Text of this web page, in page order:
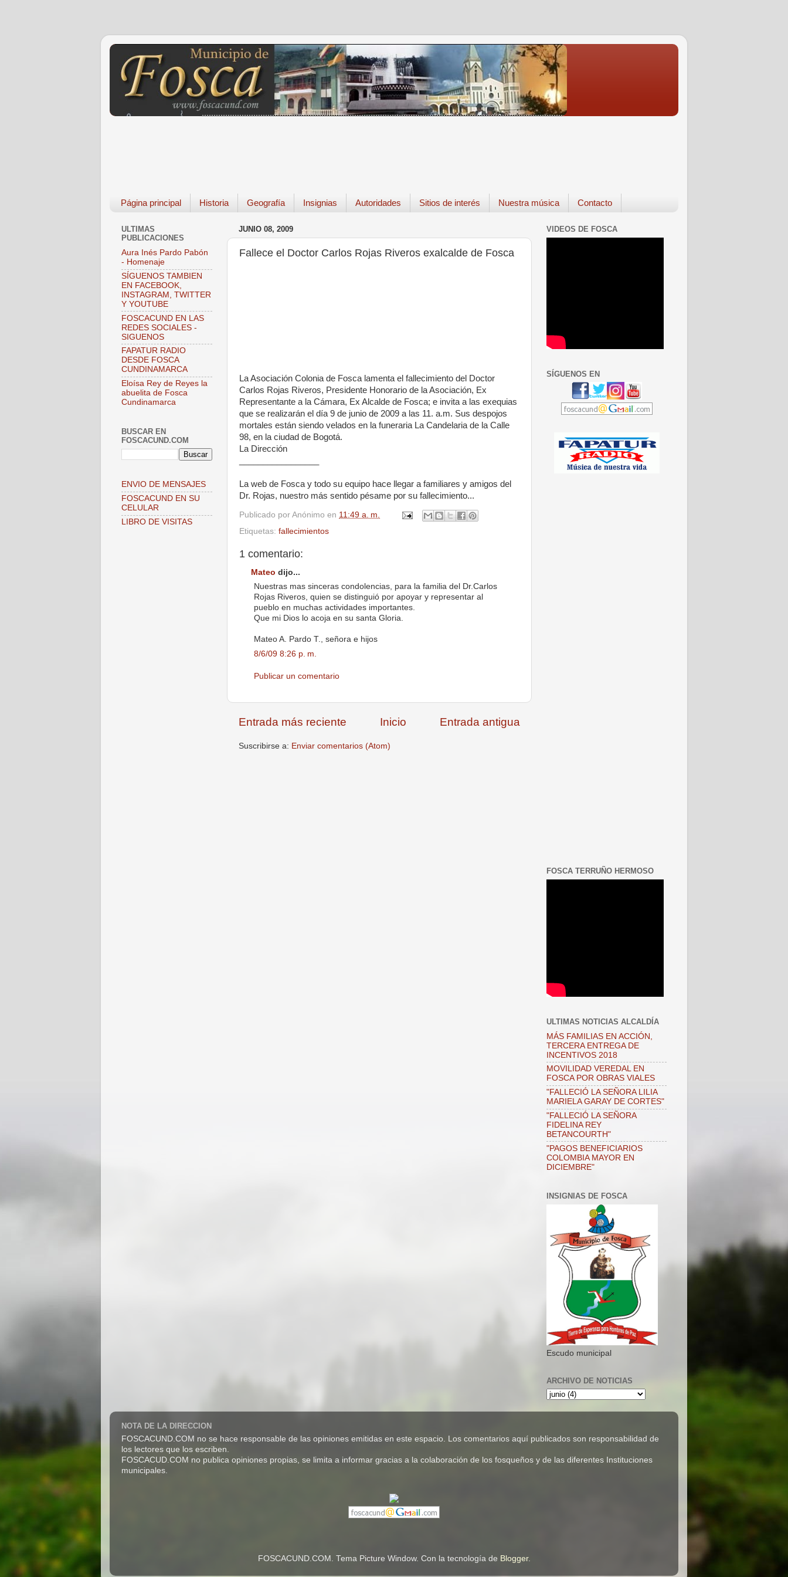
Página principal Historia Geografía Insignias Autoridades Sitios de interés Nuestra música Contacto
JUNIO 08, 2009
Fallece el Doctor Carlos Rojas Riveros exalcalde de Fosca
La Asociación Colonia de Fosca lamenta el fallecimiento del Doctor
Carlos Rojas Riveros, Presidente Honorario de la Asociación, Ex
Representante a la Cámara, Ex Alcalde de Fosca; e invita a las exequias
que se realizarán el día 9 de junio de 2009 a las 11. a.m. Sus despojos
mortales están siendo velados en la funeraria La Candelaria de la Calle
98, en la ciudad de Bogotá.
La Dirección
La web de Fosca y todo su equipo hace llegar a familiares y amigos del
Dr. Rojas, nuestro más sentido pésame por su fallecimiento...
Publicado por Anónimo en 11:49 a. m.
Etiquetas: fallecimientos
1 comentario:
Mateo dijo...
Nuestras mas sinceras condolencias, para la familia del Dr.Carlos
Rojas Riveros, quien se distinguió por apoyar y representar al
pueblo en muchas actividades importantes.
Que mi Dios lo acoja en su santa Gloria.
Mateo A. Pardo T., señora e hijos
8/6/09 8:26 p. m.
Publicar un comentario
Entrada más reciente Entrada antigua
Inicio
Suscribirse a: Enviar comentarios (Atom)
ULTIMAS
PUBLICACIONES
Aura Inés Pardo Pabón
- Homenaje
SÍGUENOS TAMBIEN
EN FACEBOOK,
INSTAGRAM, TWITTER
Y YOUTUBE
FOSCACUND EN LAS
REDES SOCIALES -
SIGUENOS
FAPATUR RADIO
DESDE FOSCA
CUNDINAMARCA
Eloísa Rey de Reyes la
abuelita de Fosca
Cundinamarca
BUSCAR EN
FOSCACUND.COM
ENVIO DE MENSAJES
FOSCACUND EN SU
CELULAR
LIBRO DE VISITAS
VIDEOS DE FOSCA
SÍGUENOS EN
FOSCA TERRUÑO HERMOSO
ULTIMAS NOTICIAS ALCALDÍA
MÁS FAMILIAS EN ACCIÓN,
TERCERA ENTREGA DE
INCENTIVOS 2018
MOVILIDAD VEREDAL EN
FOSCA POR OBRAS VIALES
"FALLECIÓ LA SEÑORA LILIA
MARIELA GARAY DE CORTES"
"FALLECIÓ LA SEÑORA
FIDELINA REY
BETANCOURTH"
"PAGOS BENEFICIARIOS
COLOMBIA MAYOR EN
DICIEMBRE"
INSIGNIAS DE FOSCA
Escudo municipal
ARCHIVO DE NOTICIAS
NOTA DE LA DIRECCION
FOSCACUND.COM no se hace responsable de las opiniones emitidas en este espacio. Los comentarios aquí publicados son responsabilidad de
los lectores que los escriben.
FOSCACUD.COM no publica opiniones propias, se limita a informar gracias a la colaboración de los fosqueños y de las diferentes Instituciones
municipales.
FOSCACUND.COM. Tema Picture Window. Con la tecnología de Blogger.